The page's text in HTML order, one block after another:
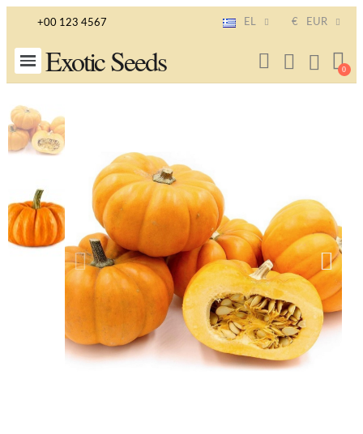
+00 123 4567 EL € EUR
Exotic Seeds